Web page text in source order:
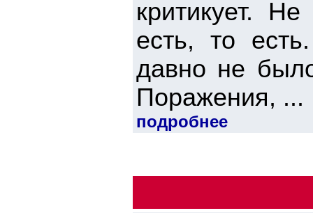
критикует.
есть, то
давно не
Поражения, ...
подробнее